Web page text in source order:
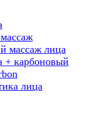
массаж лица
+ карбоновый
лица